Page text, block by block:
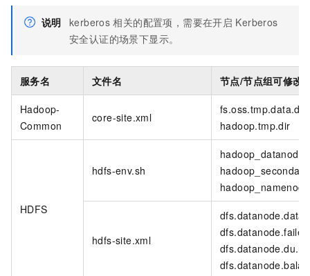
说明 kerberos 相关的配置项，需要在开启 Kerberos
安全认证的场景下显示。
服务名 文件名 节点/节点组可修改
Hadoop-
Common
core-site.xml
hadoop.tmp.dir
HDFS
hdfs-env.sh
hdfs-site.xml